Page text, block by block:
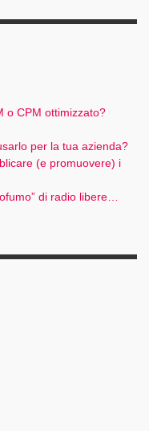
o CPM ottimizzato?
per la tua azienda?
(e promuovere) i
di radio libere…